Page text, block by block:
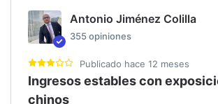
Antonio Jiménez Colilla
355opiniones
Publicado hace 12 meses
Ingresos estables con
chinos